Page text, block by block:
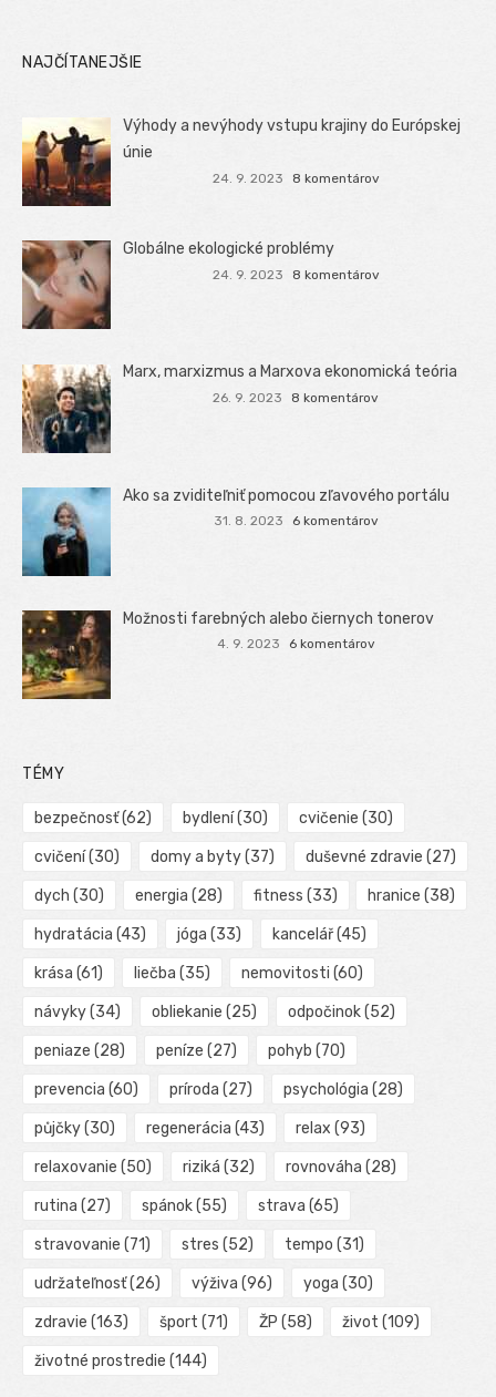
NAJČÍTANEJŠIE
Výhody a nevýhody vstupu krajiny do Európskej
únie
24. 9. 2023 8 komentárov
Globálne ekologické problémy
24. 9. 2023 8 komentárov
Marx, marxizmus a Marxova ekonomická teória
26. 9. 2023 8 komentárov
Ako sa zviditeľniť pomocou zľavového portálu
31. 8. 2023 6 komentárov
Možnosti farebných alebo čiernych tonerov
4. 9. 2023 6 komentárov
TÉMY
bezpečnosť(62) bydlení(30) cvičenie (30)
cvičení(30) domy a byty(37) duševné zdravie (27)
dych (30) energia (28) fitness (33) hranice (38)
hydratácia (43) jóga (33) kancelář(45)
krása (61) liečba (35) nemovitosti (60)
návyky(34) obliekanie (25) odpočinok(52)
peniaze (28) peníze (27) pohyb (70)
prevencia (60) príroda (27) psychológia (28)
půjčky(30) regenerácia (43) relax (93)
relaxovanie (50) riziká (32) rovnováha (28)
rutina (27) spánok(55) strava (65)
stravovanie (71) stres (52) tempo (31)
udržateľnosť(26) výživa (96) yoga (30)
zdravie (163) šport (71) ŽP (58) život (109)
životné prostredie (144)